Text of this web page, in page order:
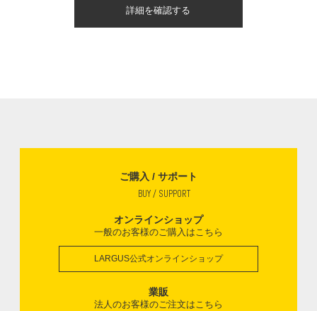
詳細を確認する
ご購入 / サポート
BUY / SUPPORT
オンラインショップ
一般のお客様のご購入はこちら
LARGUS公式オンラインショップ
業販
法人のお客様のご注文はこちら